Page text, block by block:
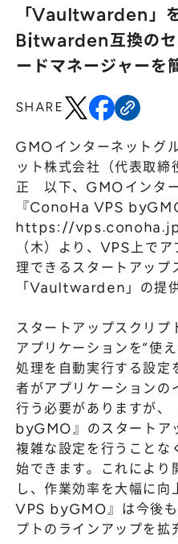
沿革
役員紹介
経営方針
事業内容・戦略
IRライブラリー
IRカレンダー
よくあるご質問
採用情報
働く環境を知る
会社を知る
人を知る
地域採用
障がい者採用
キャリア/アルバイト採用
「Vaultwarden」
Bitwarden互換のセ
ードマネージャーを
SHARE
GMOインターネットグ
ット株式会社（代表取
正 以下、GMOインタ
『ConoHa VPS
https://
（木）より、VPS上で
理できるスタートアップ
「Vaultwarden」の提
スタートアップスクリプ
アプリケーションを“使
処理を自動実行する設定
者がアプリケーションの
行う必要がありますが
byGMO』のスタートア
複雑な設定を行うことな
始できます。これにより
し、作業効率を大幅に
VPS byGMO』は今後も
プトのラインアップを拡